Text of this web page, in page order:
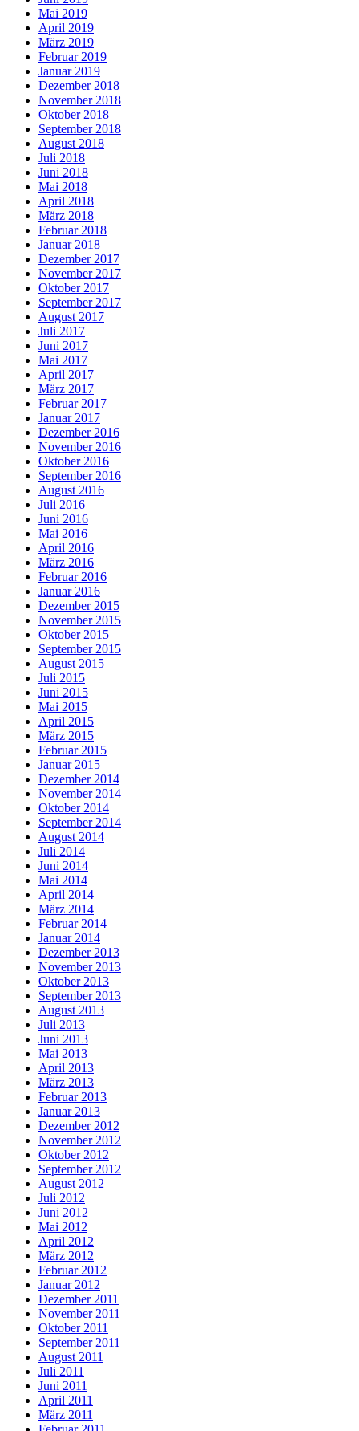
Mai 2019
April 2019
März 2019
Februar 2019
Januar 2019
Dezember 2018
November 2018
Oktober 2018
September 2018
August 2018
Juli 2018
Juni 2018
Mai 2018
April 2018
März 2018
Februar 2018
Januar 2018
Dezember 2017
November 2017
Oktober 2017
September 2017
August 2017
Juli 2017
Juni 2017
Mai 2017
April 2017
März 2017
Februar 2017
Januar 2017
Dezember 2016
November 2016
Oktober 2016
September 2016
August 2016
Juli 2016
Juni 2016
Mai 2016
April 2016
März 2016
Februar 2016
Januar 2016
Dezember 2015
November 2015
Oktober 2015
September 2015
August 2015
Juli 2015
Juni 2015
Mai 2015
April 2015
März 2015
Februar 2015
Januar 2015
Dezember 2014
November 2014
Oktober 2014
September 2014
August 2014
Juli 2014
Juni 2014
Mai 2014
April 2014
März 2014
Februar 2014
Januar 2014
Dezember 2013
November 2013
Oktober 2013
September 2013
August 2013
Juli 2013
Juni 2013
Mai 2013
April 2013
März 2013
Februar 2013
Januar 2013
Dezember 2012
November 2012
Oktober 2012
September 2012
August 2012
Juli 2012
Juni 2012
Mai 2012
April 2012
März 2012
Februar 2012
Januar 2012
Dezember 2011
November 2011
Oktober 2011
September 2011
August 2011
Juli 2011
Juni 2011
April 2011
März 2011